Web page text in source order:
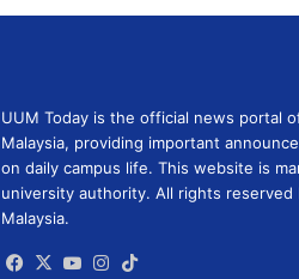
UUM Today is the official news portal
Malaysia, providing important
on daily campus life. This website is
university authority. All rights reserved
Malaysia.
Facebook
X YouTubeInstagram